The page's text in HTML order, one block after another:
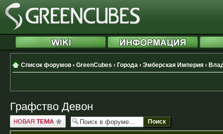
Список форумов ‹ GreenCubes ‹ Города ‹ Эмберская Империя ‹
Графство Девон
Новая тема